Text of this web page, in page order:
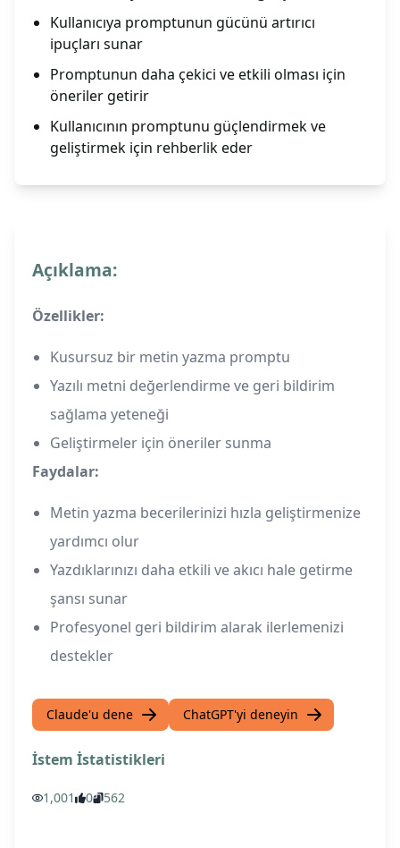
Kullanıcıya promptunun gücünü artırıcı
ipuçları sunar
Promptunun daha çekici ve etkili olması için
öneriler getirir
Kullanıcının promptunu güçlendirmek ve
geliştirmek için rehberlik eder
Açıklama:
Özellikler:
Kusursuz bir metin yazma promptu
Yazılı metni değerlendirme ve geri bildirim
sağlama yeteneği
Geliştirmeler için öneriler sunma
Faydalar:
Metin yazma becerilerinizi hızla geliştirmenize
yardımcı olur
Yazdıklarınızı daha etkili ve akıcı hale getirme
şansı sunar
Profesyonel geri bildirim alarak ilerlemenizi
destekler
Claude'u dene ChatGPT'yi deneyin
İstem İstatistikleri
1,001 0 562